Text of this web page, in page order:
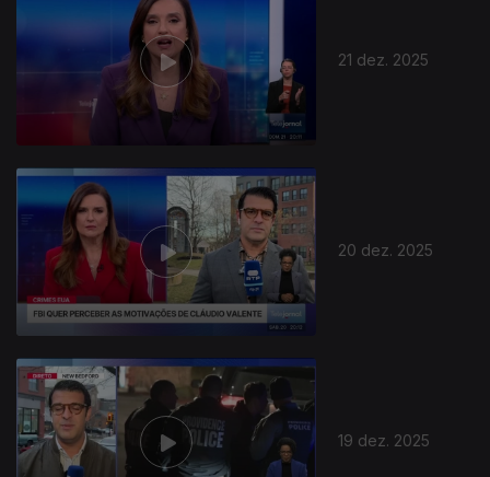
21 dez. 2025
20 dez. 2025
19 dez. 2025